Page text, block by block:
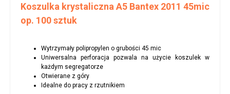
Koszulka krystaliczna A5 Bantex 2011 45mic
op. 100 sztuk
Wytrzymały polipropylen o grubości 45 mic
Uniwersalna perforacja pozwala na użycie koszulek w
każdym segregatorze
Otwierane z góry
Idealne do pracy z rzutnikiem